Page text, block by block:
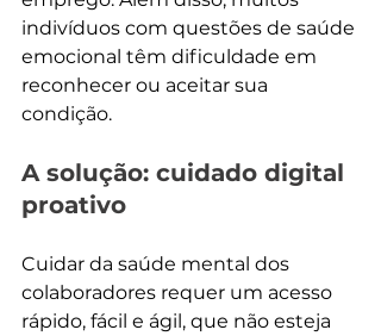
indivíduos com questões de saúde
emocional têm dificuldade em
reconhecer ou aceitar sua
condição.
A solução: cuidado digital
proativo
Cuidar da saúde mental dos
colaboradores requer um acesso
rápido, fácil e ágil, que não esteja